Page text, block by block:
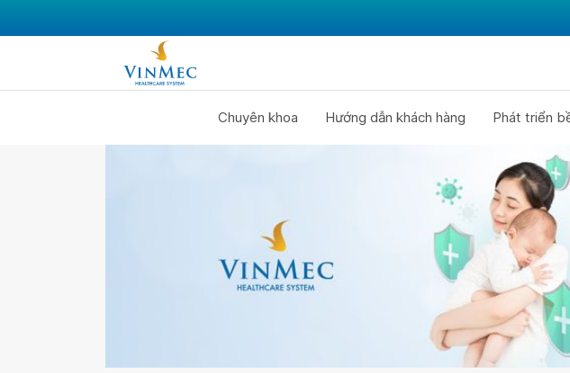
Chuyên khoa Hướng dẫn khách hàng Phát triển